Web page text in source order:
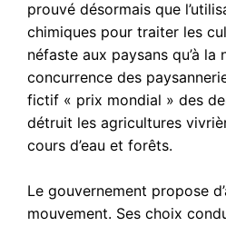
prouvé désormais que
chimiques pour traiter les
néfaste aux paysans qu’à la
concurrence des
fictif « prix mondial » des
détruit les agricultures
cours d’eau et forêts.
Le gouvernement propose
mouvement. Ses choix